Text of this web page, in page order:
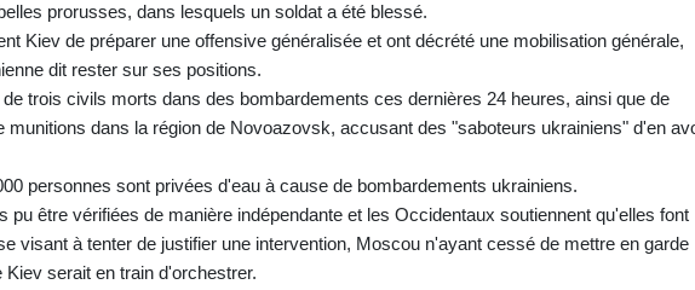
prorusses, dans lesquels un soldat a été blessé.
Kiev de préparer une offensive généralisée et ont décrété une mobilisation générale,
dit rester sur ses positions.
trois civils morts dans des bombardements ces dernières 24 heures, ainsi que de
munitions dans la région de Novoazovsk, accusant des "saboteurs ukrainiens" d'en
personnes sont privées d'eau à cause de bombardements ukrainiens.
pu être vérifiées de manière indépendante et les Occidentaux soutiennent qu'elles font
visant à tenter de justifier une intervention, Moscou n'ayant cessé de mettre en garde
serait en train d'orchestrer.